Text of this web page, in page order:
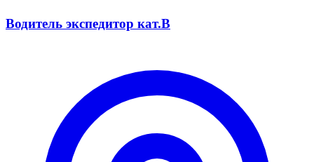
Водитель экспедитор кат.В